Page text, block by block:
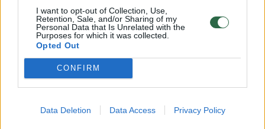
I want to opt-out of Collection, Use,
Retention, Sale, and/or Sharing of my
Personal Data that Is Unrelated with the
Purposes for which it was collected.
Opted Out
CONFIRM
Data Deletion Data Access Privacy Policy
2026 m. rugpjūčio 6 d. 04:01
Lrytas.lt